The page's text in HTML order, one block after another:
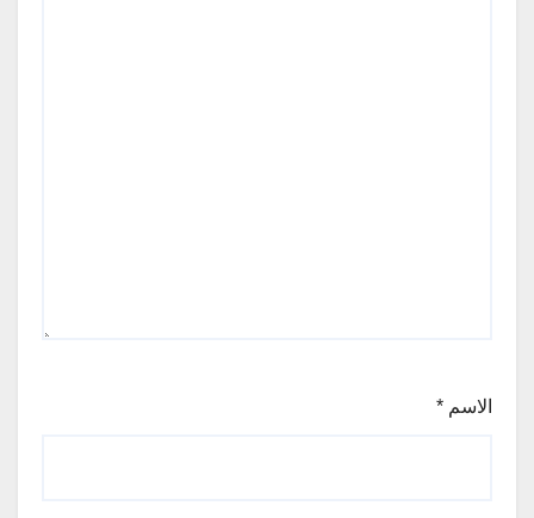
الاسم *